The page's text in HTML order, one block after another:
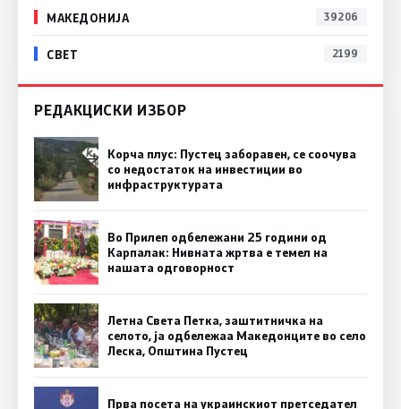
МАКЕДОНИЈА 39206
СВЕТ 2199
РЕДАКЦИСКИ ИЗБОР
Корча плус: Пустец заборавен, се соочува
со недостаток на инвестиции во
инфраструктурата
Во Прилеп одбележани 25 години од
Карпалак: Нивната жртва е темел на
нашата одговорност
Летна Света Петка, заштитничка на
селото, ја одбележаа Македонците во село
Леска, Општина Пустец
Прва посета на украинскиот претседател